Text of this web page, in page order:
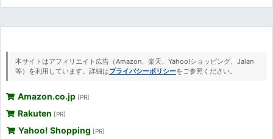
本サイトはアフィリエイト広告（Amazon、楽天、Yahoo!ショッピング、Jalan
等）を利用しています。詳細はプライバシーポリシーをご参照ください。
Amazon.co.jp [PR]
Rakuten [PR]
Yahoo! Shopping [PR]